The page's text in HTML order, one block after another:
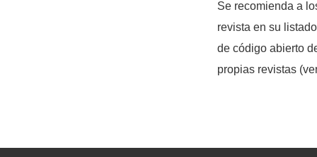
Se recomienda a
revista en su
de código abierto
propias revistas